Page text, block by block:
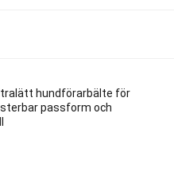
hundförarbälte för
passform och